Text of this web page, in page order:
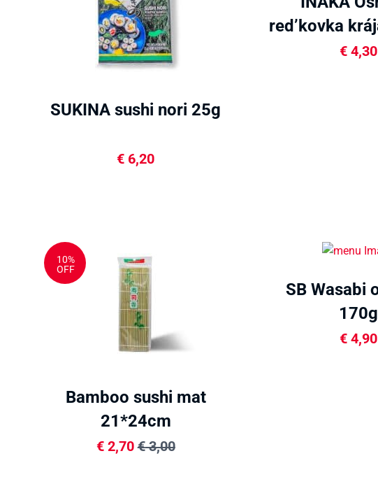
SUKINA sushi nori 25g
€ 6,20
red’kovka
€4,30
10%
OFF
Bamboo sushi mat
21*24cm
€2,70 €3,00
SB Wasabi
170g
€4,90